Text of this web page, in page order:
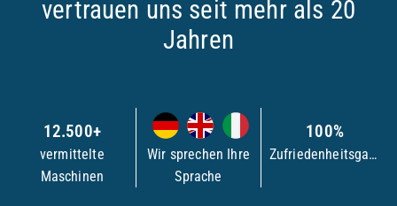
vertrauen uns seit mehr als 20
Jahren
12.500+
vermittelte
Maschinen
Wir sprechen Ihre
Sprache
100%
Zufriedenheitsgarantie